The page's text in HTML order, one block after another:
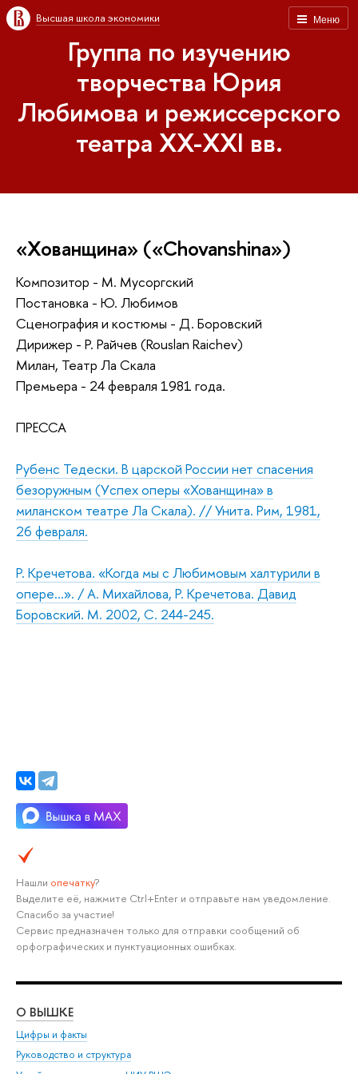
Меню
Высшая школа экономики
Группа по изучению
творчества Юрия
Любимова и режиссерского
театра XX-XXI вв.
«Хованщина» («Chovanshina»)
Композитор - М. Мусоргский
Постановка - Ю. Любимов
Сценография и костюмы - Д. Боровский
Дирижер - Р. Райчев (Rouslan Raichev)
Милан, Театр Ла Скала
Премьера - 24 февраля 1981 года.
ПРЕССА
Рубенс Тедески. В царской России нет спасения
безоружным (Уcпex оперы «Хованщина» в
миланском театре Ла Скала). // Унита. Рим, 1981,
26 февраля.
Р. Кречетова. «Когда мы с Любимовым халтурили в
опере…». / А. Михайлова, Р. Кречетова. Давид
Боровский. М. 2002, С. 244-245.
Нашли опечатку?
Выделите её, нажмите Ctrl+Enter и отправьте нам уведомление.
Спасибо за участие!
Сервис предназначен только для отправки сообщений об
орфографических и пунктуационных ошибках.
О ВЫШКЕ
Цифры и факты
Руководство и структура